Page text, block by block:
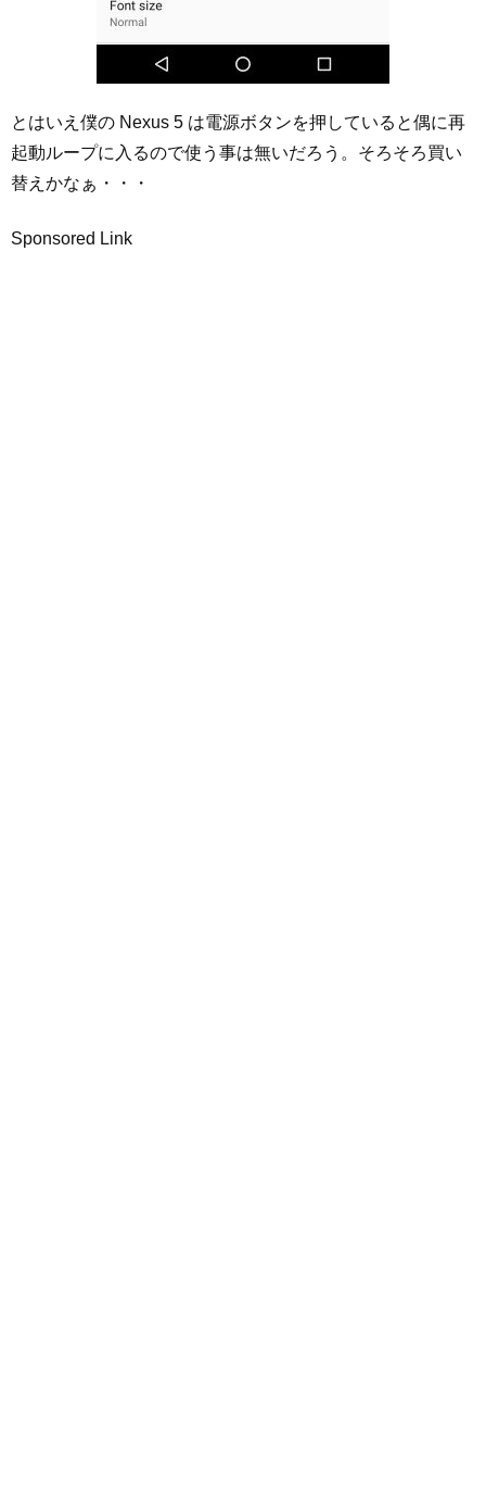
とはいえ僕の Nexus 5 は電源ボタンを押していると偶に再
起動ループに入るので使う事は無いだろう。そろそろ買い
替えかなぁ・・・
Sponsored Link